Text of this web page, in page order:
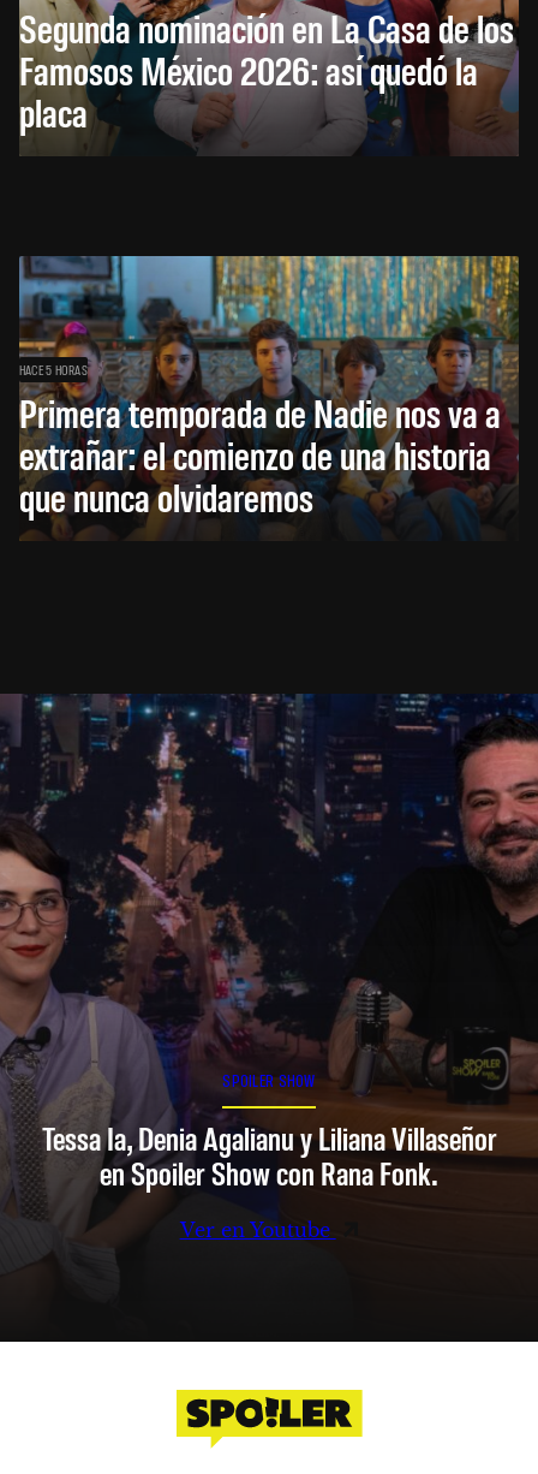
Segunda nominación en La Casa de los
Famosos México 2026: así quedó la
placa
HACE 5 HORAS
Primera temporada de Nadie nos va a
extrañar: el comienzo de una historia
que nunca olvidaremos
SPOILER SHOW
Tessa Ia, Denia Agalianu y Liliana Villaseñor
en Spoiler Show con Rana Fonk.
Ver en Youtube